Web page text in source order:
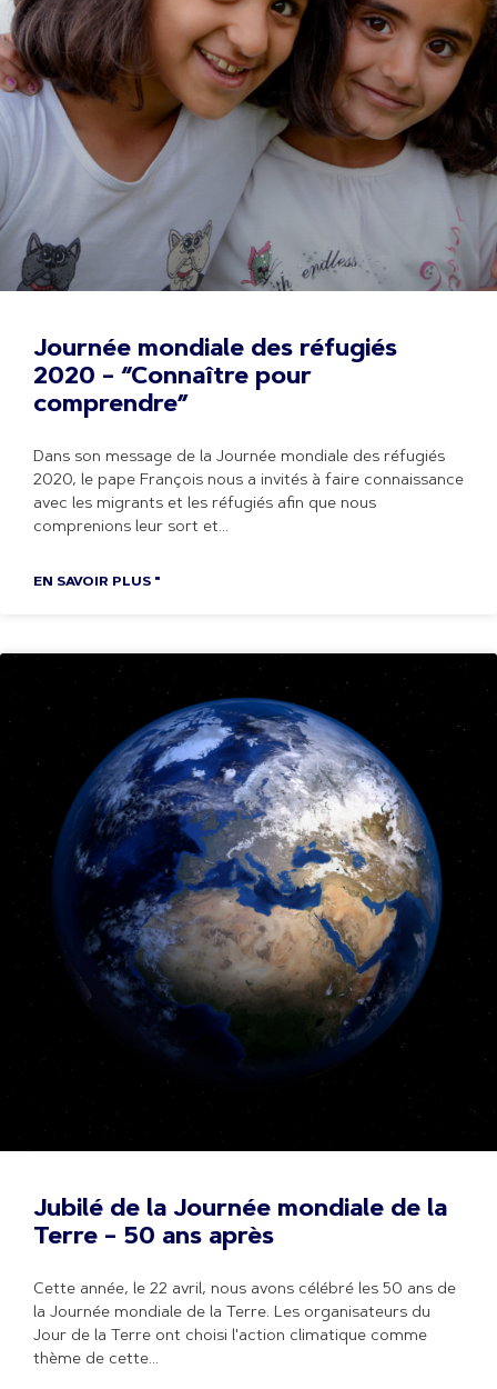
Journée mondiale des réfugiés
2020 – “Connaître pour
comprendre”
Dans son message de la Journée mondiale des réfugiés
2020, le pape François nous a invités à faire connaissance
avec les migrants et les réfugiés afin que nous
comprenions leur sort et
EN SAVOIR PLUS "
Jubilé de la Journée mondiale de la
Terre – 50 ans après
Cette année, le 22 avril, nous avons célébré les 50 ans de
la Journée mondiale de la Terre. Les organisateurs du
Jour de la Terre ont choisi l'action climatique comme
thème de cette